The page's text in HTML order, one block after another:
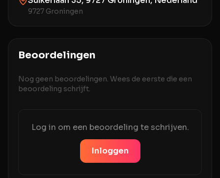
9727 Groningen
Beoordelingen
Nog geen beoordelingen. Wees de eerste die een
beoordeling schrijft.
Log in om een beoordeling te schrijven.
Inloggen